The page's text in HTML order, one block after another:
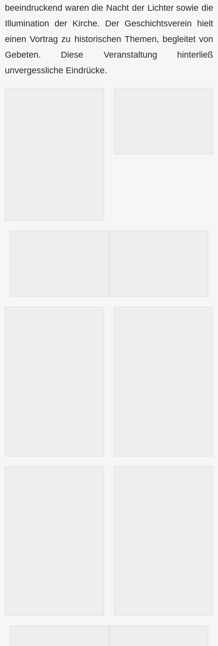
beeindruckend waren die Nacht der Lichter sowie die
Illumination der Kirche. Der Geschichtsverein hielt
einen Vortrag zu historischen Themen, begleitet von
Gebeten. Diese Veranstaltung hinterließ
unvergessliche Eindrücke.